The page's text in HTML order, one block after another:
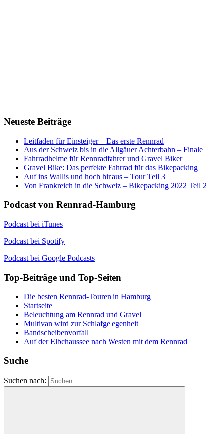
Neueste Beiträge
Leitfaden für Einsteiger – Das erste Rennrad
Aus der Schweiz bis in die Allgäuer Achterbahn – Finale
Fahrradhelme für Rennradfahrer und Gravel Biker
Gravel Bike: Das perfekte Fahrrad für das Bikepacking
Auf ins Wallis und hoch hinaus – Tour Teil 3
Von Frankreich in die Schweiz – Bikepacking 2022 Teil 2
Podcast von Rennrad-Hamburg
Podcast bei iTunes
Podcast bei Spotify
Podcast bei Google Podcasts
Top-Beiträge und Top-Seiten
Die besten Rennrad-Touren in Hamburg
Startseite
Beleuchtung am Rennrad und Gravel
Multivan wird zur Schlafgelegenheit
Bandscheibenvorfall
Auf der Elbchaussee nach Westen mit dem Rennrad
Suche
Suchen nach: